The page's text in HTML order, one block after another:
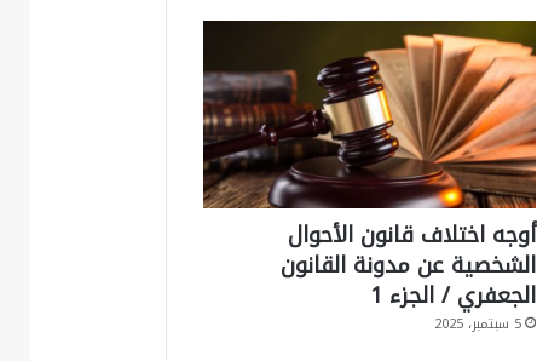
أوجه اختلاف قانون الأحوال
الشخصية عن مدونة القانون
الجعفري / الجزء 1
5 سبتمبر، 2025